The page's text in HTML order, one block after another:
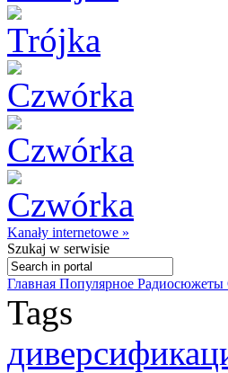
Kanały internetowe »
Szukaj w serwisie
Главная Популярное Радиосюжеты
Tags